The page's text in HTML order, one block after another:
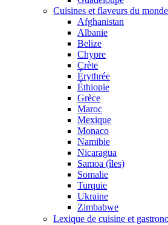
Cuisines et flaveurs du monde
Afghanistan
Albanie
Belize
Chypre
Crète
Érythrée
Éthiopie
Grèce
Maroc
Mexique
Monaco
Namibie
Nicaragua
Samoa (îles)
Somalie
Turquie
Ukraine
Zimbabwe
Lexique de cuisine et